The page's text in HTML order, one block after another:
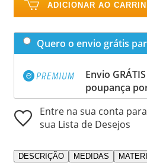
ADICIONAR AO
Quero o envio grátis
Envio
poupança
Entre na sua conta
sua Lista de Desejos
DESCRIÇÃO MEDIDAS